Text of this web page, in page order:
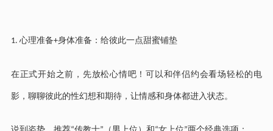
1. 心理准备+身体准备：给彼此一点甜蜜铺垫
在正式开始之前，先放松心情吧！可以和伴侣约会看场轻松的电
影，聊聊彼此的性幻想和期待，让情感和身体都进入状态。